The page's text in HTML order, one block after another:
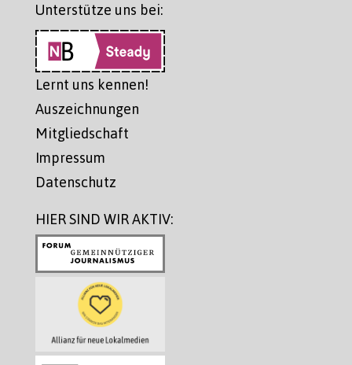
Unterstütze uns bei:
Lernt uns kennen!
Auszeichnungen
Mitgliedschaft
Impressum
Datenschutz
HIER SIND WIR AKTIV: